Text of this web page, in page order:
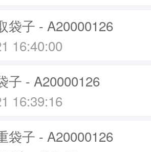
袋子 - A20000126
16:40:00
子 - A20000126
16:39:16
袋子 - A20000126